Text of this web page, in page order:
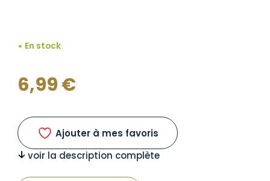
En stock
6,99€
Ajouter à mes favoris
voir la description complète